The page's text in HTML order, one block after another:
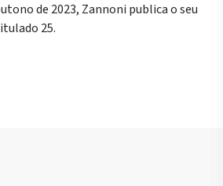
de 2023, Zannoni publica o seu
25.